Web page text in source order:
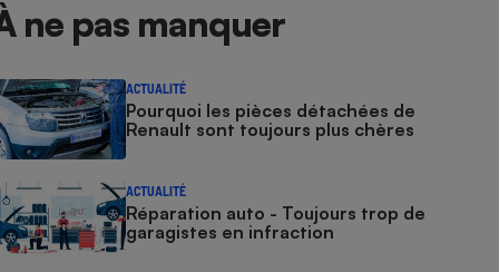
ne pas manquer
ACTUALITÉ
Pourquoi les pièces détachées de
Renault sont toujours plus chères
ACTUALITÉ
Réparation auto - Toujours trop de
garagistes en infraction